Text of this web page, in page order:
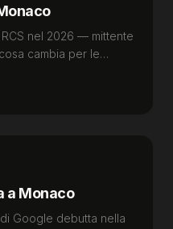
nel 2026 — mittente
cambia per le
a Monaco
Google debutta nella